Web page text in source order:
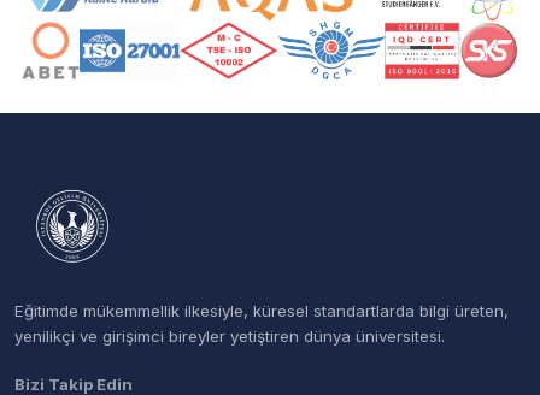
Eğitimde mükemmellik ilkesiyle, küresel standartlarda bilgi üreten,
yenilikçi ve girişimci bireyler yetiştiren dünya üniversitesi.
Bizi Takip Edin